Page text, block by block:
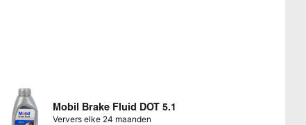
Mobil Brake Fluid DOT 5.1
Ververs elke 24 maanden